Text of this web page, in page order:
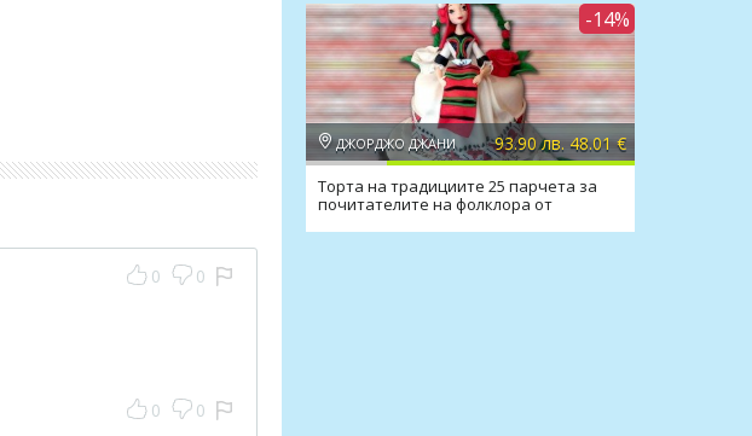
0 0
0 0
-14%
ДЖОРДЖО ДЖАНИ 93.90 лв. 48.01 €
Торта на традициите 25 парчета за
почитателите на фолклора от